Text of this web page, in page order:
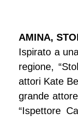
AMINA,
Ispirato a
regione,
attori Kate
grande
“Ispettore